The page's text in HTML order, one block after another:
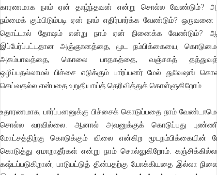
காரணமாக நாம் ஏன் தாழ்ந்தவன் என்று சொல்ல வேண்டும்?
நம்மைக் கும்பிடும்படி ஏன் நாம் எதிர்பார்க்க வேண்டும்? ஒருவனை
தொட்டால் தோஷம் என்று நாம் ஏன் நினைக்க வேண்டும்?
இப்பேர்ப்பட்டதான அஞ்ஞானத்தை, மூட நம்பிக்கையை,
அகம்பாவத்தை, கொலை பாதகத்தை, வஞ்சகத்
ஒழிப்பதல்லாமல் பிச்சை எடுக்கும் பார்ப்பனர் மேல் துவேஷங்
செய்வதல்ல என்பதை உறுதியாய்த் தெரிவித்துக் கொள்ளுகிறோம்.
உதாரணமாக, பார்ப்பனனுக்கு பிச்சைக் கொடுப்பதை நாம்
சொல்ல வரவில்லை. ஆனால் அவனுக்குக் கொடுப்பது
மோட்சத்திற்கு கொடுக்கும் விலை என்கிற மூடநம்பிக்கையின்
கொடுத்து ஏமாறாதீர்கள் என்று நாம் சொல்லுகிறோம்.
கஷ்டப்படுகிறான், பாடுபட்டுத் தின்பதற்கு யோக்கியதை இல்லா